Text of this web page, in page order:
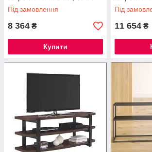
Під замовлення
8 364 ₴
Купити
Під
11 654 ₴